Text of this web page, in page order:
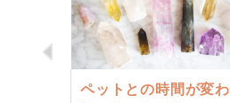
Previous
ペットとの時間が変わ